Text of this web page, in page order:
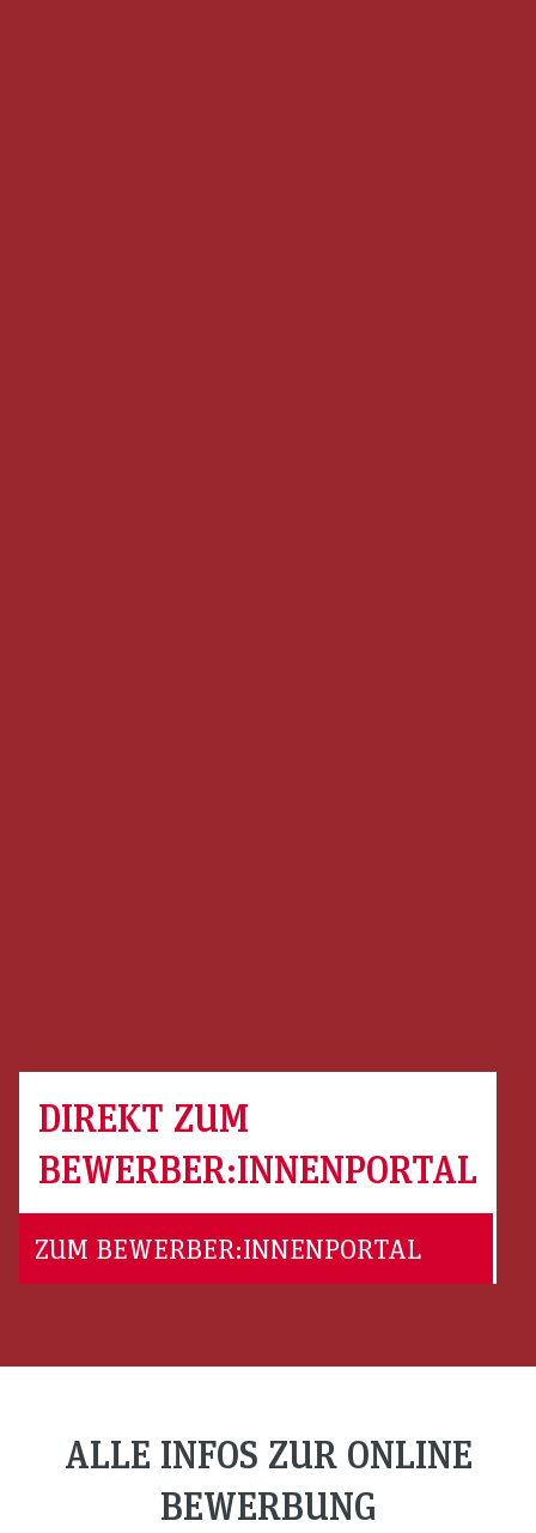
DIREKT ZUM
BEWERBER:INNENPORTAL
ZUM BEWERBER:INNENPORTAL
ALLE INFOS ZUR ONLINE
BEWERBUNG